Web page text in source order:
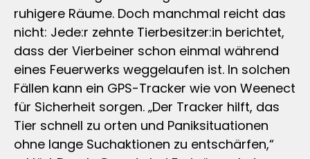
ruhigere Räume. Doch manchmal reicht das
nicht: Jede:r zehnte Tierbesitzer:in berichtet,
dass der Vierbeiner schon einmal während
eines Feuerwerks weggelaufen ist. In solchen
Fällen kann ein GPS-Tracker wie von Weenect
für Sicherheit sorgen. „Der Tracker hilft, das
Tier schnell zu orten und Paniksituationen
ohne lange Suchaktionen zu entschärfen,“